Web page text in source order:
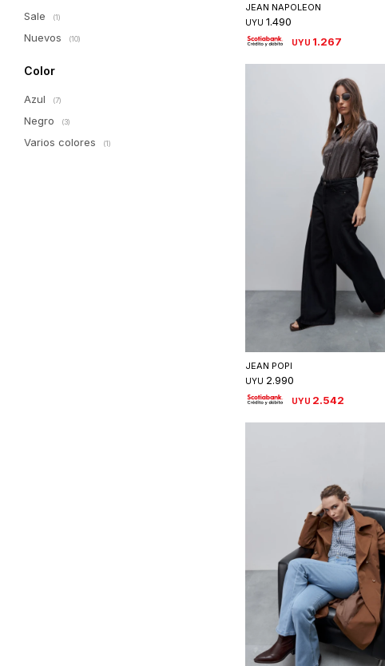
JEAN NAPOLEON
UYU 1.490
UYU 1.267
JEAN POPI
UYU 2.990
UYU 2.542
Sale (1)
Nuevos (10)
Color
Azul (7)
Negro (3)
Varios colores (1)